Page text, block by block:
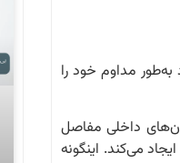
مداوم خود را
داخلی مفاصل
می‌کند. اینگونه